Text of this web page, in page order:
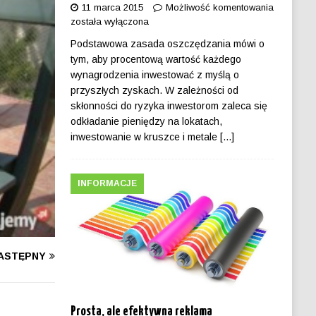
11 marca 2015
Możliwość komentowania
została wyłączona
Podstawowa zasada oszczędzania mówi o
tym, aby procentową wartość każdego
wynagrodzenia inwestować z myślą o
przyszłych zyskach. W zależności od
skłonności do ryzyka inwestorom zaleca się
odkładanie pieniędzy na lokatach,
inwestowanie w kruszce i metale [...]
Prosta, ale efektywna reklama
INFORMACJE